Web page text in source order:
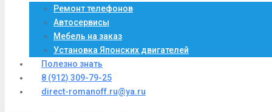
Ремонт телефонов
Автосервисы
Мебель на заказ
Установка Японских двигателей
Полезно знать
8 (912) 309-79-25
direct-romanoff.ru@ya.ru